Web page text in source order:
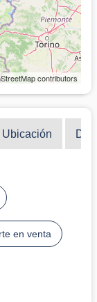
contributors
Ubicación
en venta